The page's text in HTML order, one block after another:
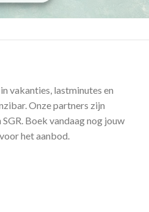
vakanties, lastminutes en
Onze partners zijn
Boek vandaag nog jouw
voor het aanbod.